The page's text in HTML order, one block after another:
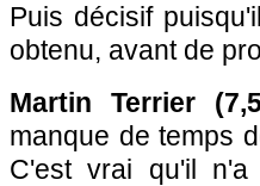
Puis décisif
obtenu, avant de
Martin Terrier
manque de temps
C'est vrai qu'il